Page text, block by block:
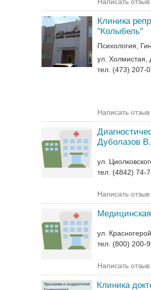
Клиника
"Колыбель"
Психология
ул. Холмистая,
тел. (473) 207-
Написать отзыв
Дуболазов
ул.
тел. (4842) 74-
Написать отзыв
ул.
тел. (800) 200-
Написать отзыв
Клиника